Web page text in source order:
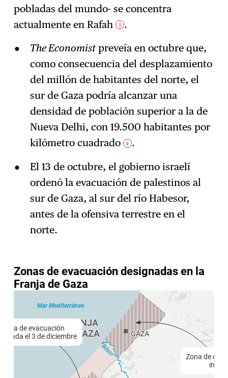
pobladas del mundo- se concentra
actualmente en Rafah 2 .
The Economistpreveía en octubre que,
como consecuencia del desplazamiento
del millón de habitantes del norte, el
sur de Gaza podría alcanzar una
densidad de población superior a la de
Nueva Delhi, con 19.500 habitantes por
kilómetro cuadrado
3 .
El 13 de octubre, el gobierno israelí
ordenó la evacuación de palestinos al
sur de Gaza, al sur del río Habesor,
antes de la ofensiva terrestre en el
norte.